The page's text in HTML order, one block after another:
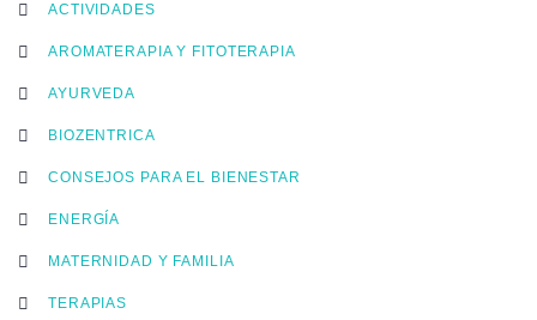
ACTIVIDADES
AROMATERAPIA Y FITOTERAPIA
AYURVEDA
BIOZENTRICA
CONSEJOS PARA EL BIENESTAR
ENERGÍA
MATERNIDAD Y FAMILIA
TERAPIAS